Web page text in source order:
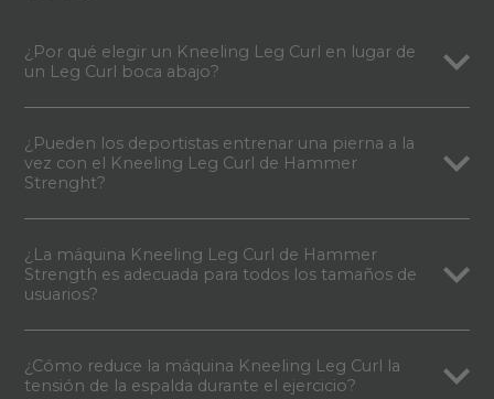
¿Por qué elegir un Kneeling Leg Curl en lugar de
un Leg Curl boca abajo?
¿Pueden los deportistas entrenar una pierna a la
vez con el Kneeling Leg Curl de Hammer
Strenght?
¿La máquina Kneeling Leg Curl de Hammer
Strength es adecuada para todos los tamaños de
usuarios?
¿Cómo reduce la máquina Kneeling Leg Curl la
tensión de la espalda durante el ejercicio?